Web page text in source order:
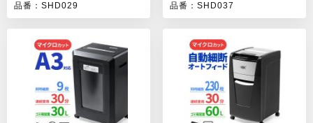
品番：SHD029
品番：SHD037